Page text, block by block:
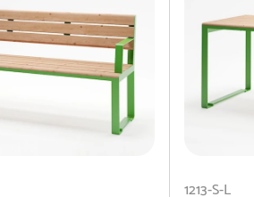
1213-S-L